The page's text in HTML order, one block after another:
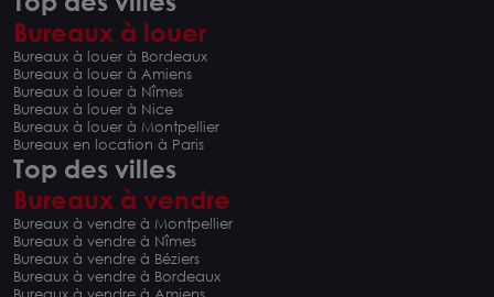
Bureaux à louer
Bureaux à louer à Bordeaux
Bureaux à louer à Amiens
Bureaux à louer à Nîmes
Bureaux à louer à Nice
Bureaux à louer à Montpellier
Bureaux en location à Paris
Top des villes
Bureaux à vendre
Bureaux à vendre à Montpellier
Bureaux à vendre à Nîmes
Bureaux à vendre à Béziers
Bureaux à vendre à Bordeaux